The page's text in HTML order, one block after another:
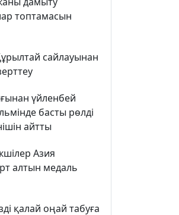
топтамасын
сайлауынан
үйленбей
басты рөлді
айтты
Азия
алтын медаль
қалай оңай табуға